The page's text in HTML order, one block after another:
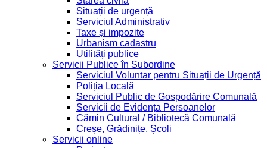
Situații de urgență
Serviciul Administrativ
Taxe și impozite
Urbanism cadastru
Utilități publice
Servicii Publice în Subordine
Serviciul Voluntar pentru Situații de Urgență
Poliția Locală
Serviciul Public de Gospodărire Comunală
Servicii de Evidența Persoanelor
Cămin Cultural / Bibliotecă Comunală
Creșe, Grădinițe, Școli
Servicii online